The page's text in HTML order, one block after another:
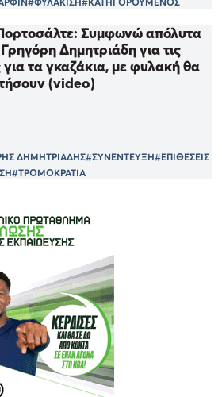
Συμφωνώ απόλυτα
Δημητριάδη για τις
για τα γκαζάκια, με φυλακή θα
(video)
ΔΗΜΗΤΡΙΑΔΗΣ#ΣΥΝΕΝΤΕΥΞΗ#ΕΠΙΘΕΣΕΙΣ
#ΤΡΟΜΟΚΡΑΤΙΑ